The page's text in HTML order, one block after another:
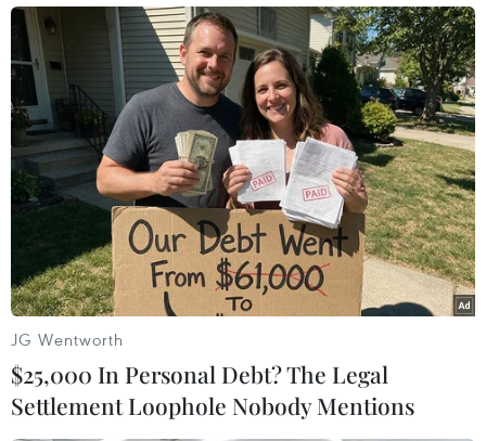
Theo dõi VietnamPlus
TIN CÙNG CHUYÊN MỤC
Mưa lớn gây ngập lụt, chia cắt nhiều
khu vực ở Nghệ An
Đắk Lắk truy quét, xử lý tình trạng
JG Wentworth
$25,000 In Personal Debt? The Legal
Settlement Loophole Nobody Mentions